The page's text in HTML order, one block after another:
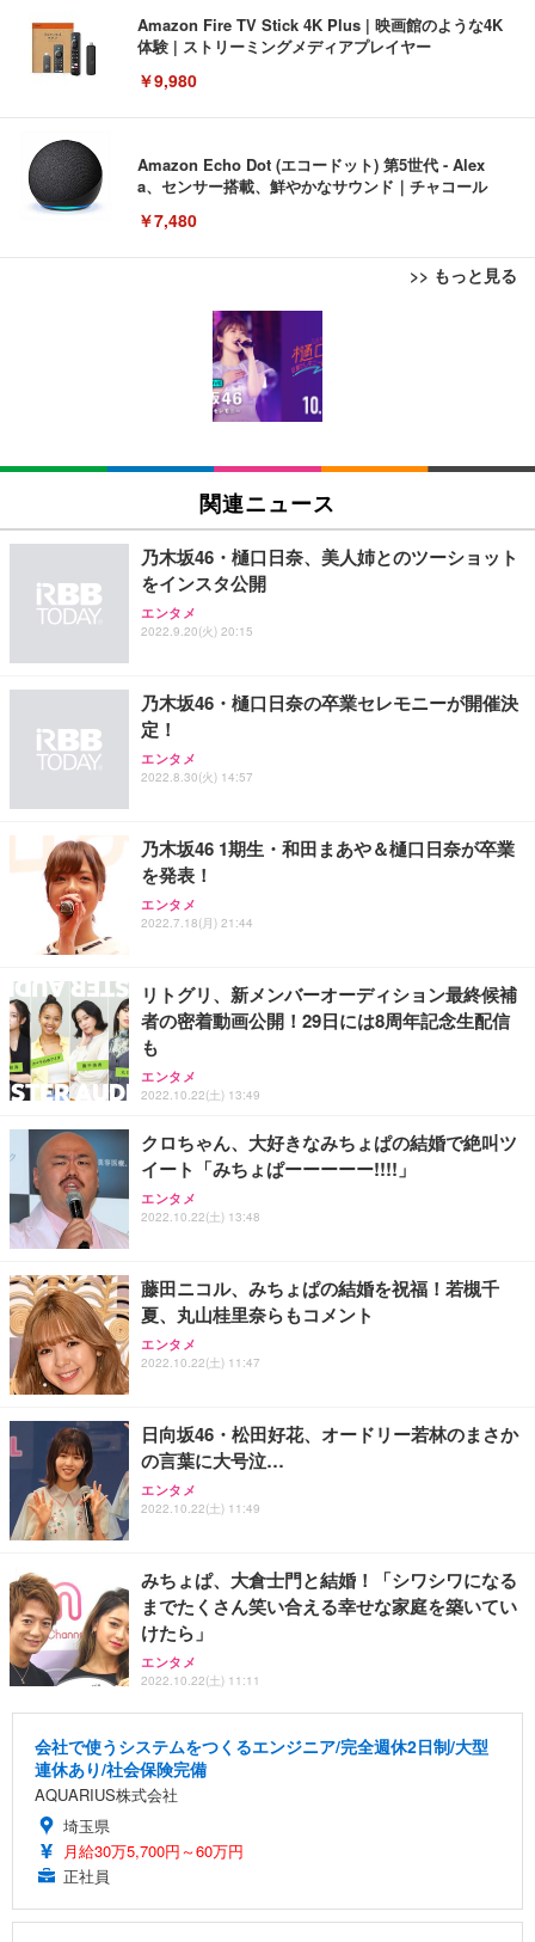
Amazon Fire TV Stick 4K Plus | 映画館のような4K
体験 | ストリーミングメディアプレイヤー
￥9,980
Amazon Echo Dot (エコードット) 第5世代 - Alex
a、センサー搭載、鮮やかなサウンド｜チャコール
￥7,480
>> もっと見る
[EdoErgo] オフィスチェア 椅子 テレワーク 疲れな
い 跳ね上げ式アームレスト コンパクト 約105度ロッ
キング pc 事務椅子 360度回転 座面昇降 強化ナイロ
ン樹脂ベース 通気性メッシュ 在宅ワーク H-WY01
(黒網+黒枠+黒足)
SIHOO B100 オフィスチェア／デスクチェア メッシ
ュチェア 人間工学 疲れない ブラック
￥27,999
Sezlife オフィスチェア デスクチェア 疲れない テレ
ワーク チェア 強化バックレスト 30度ロッキング機
能 人間工学 椅子 腰サポート 90度跳ね上げ式アーム
ョン PCチェア 通気性メッシュ ゲーミング/勉強/事
務用 おしゃれ パソコンチェア (ブラック)
Sezlife オフィスチェア デスクチェア 疲れない テレ
ワーク チェア 強化バックレスト 30度ロッキング機
能 人間工学 椅子 腰サポート 90度跳ね上げ式アーム
務用 おしゃれ パソコンチェア (ホワイト)
ANDWINT オフィスチェア デスクチェア 肘なし メ
ッシュ 通気性 ランバーサポート付き 腰サポート ガ
ス圧無段階昇降 360度回転 キャスター付き コンパク
EIZO ビジネス向けプレミアムモニター | FlexScan
EV3240X-WT | 31.5型4K UHD・USB Type-C・ホワ
￥105,595
EIZO ビジネス向けプレミアムモニター | FlexScan
【純正品】27"ゲーミングモニター DualSense 充電
フック付き（CFI-ZDM1J）
【整備済み品】Dell E2724HS 27インチ 液晶モニタ
ー フルHD（1920×1080）VA 非光沢 HDMI/DisplayP
ort/VGA スピーカー内蔵 高さ調整 スイベル VESA対
【MiniLED/24.5inch/280Hz/FHD】GRAPHT THE S
HOOTER Gaming Monitor 24” Essential ゲーミン
グモニター QD 24.5インチ 1ms FHD 量子ドット 残
Amazonベーシック ペットシーツ 薄型 レギュラー 1
回使い捨て 無香料 ホワイト 300枚
Amazonベーシック ペットシーツ 厚型 ワイド 42枚
x2袋(84枚) ホワイト(吸収面:ライトブルー)
￥3,234
ネオ・ルーライフ ネオ・オムツ L 中型犬用 26枚入
り 単品
Smart Basic(スマートベーシック) 【Amazon.co.jp
限定】 Smart Basic アイリスオーヤマ ペットシーツ
超厚型 お徳用 ワイド 100枚入 (x 1) (ケース販売)
アイリスオーヤマ ペットシーツ 超厚型 お徳用 レギ
ュラー 200枚入【Amazon.co.jp限定】
関連ニュース
乃木坂46・樋口日奈、美人姉とのツーショット
をインスタ公開
エンタメ
2022.9.20(火) 20:15
乃木坂46・樋口日奈の卒業セレモニーが開催決
定！
エンタメ
2022.8.30(火) 14:57
乃木坂46 1期生・和田まあや＆樋口日奈が卒業
を発表！
エンタメ
2022.7.18(月) 21:44
リトグリ、新メンバーオーディション最終候補
者の密着動画公開！29日には8周年記念生配信
も
エンタメ
2022.10.22(土) 13:49
クロちゃん、大好きなみちょぱの結婚で絶叫ツ
イート「みちょぱーーーーー!!!!」
エンタメ
2022.10.22(土) 13:48
藤田ニコル、みちょぱの結婚を祝福！若槻千
夏、丸山桂里奈らもコメント
エンタメ
2022.10.22(土) 11:47
日向坂46・松田好花、オードリー若林のまさか
の言葉に大号泣…
エンタメ
2022.10.22(土) 11:49
みちょぱ、大倉士門と結婚！「シワシワになる
までたくさん笑い合える幸せな家庭を築いてい
けたら」
エンタメ
2022.10.22(土) 11:11
会社で使うシステムをつくるエンジニア/完全週休2日制/大型
連休あり/社会保険完備
AQUARIUS株式会社
埼玉県
月給30万5,700円～60万円
正社員